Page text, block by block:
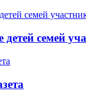
детей семей